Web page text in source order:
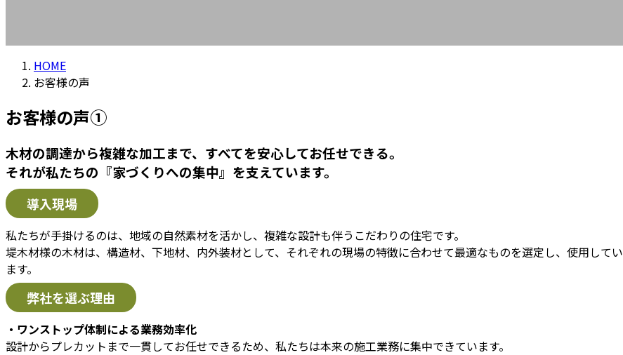
HOME
お客様の声
お客様の声①
木材の調達から複雑な加工まで、すべてを安心してお任せできる。
それが私たちの『家づくりへの集中』を支えています。
導入現場
私たちが手掛けるのは、地域の自然素材を活かし、複雑な設計も伴うこだわりの住宅です。
堤木材様の木材は、構造材、下地材、内外装材として、それぞれの現場の特徴に合わせて最適なものを選定し、使用してい
ます。
弊社を選ぶ理由
・ワンストップ体制による業務効率化
設計からプレカットまで一貫してお任せできるため、私たちは本来の施工業務に集中できています。